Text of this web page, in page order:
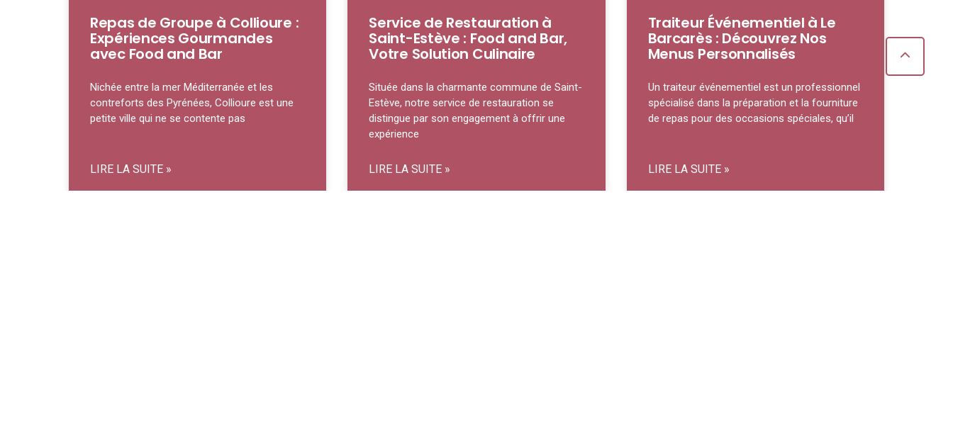
Repas de Groupe à Collioure :
Expériences Gourmandes
avec Food and Bar
Nichée entre la mer Méditerranée et les
contreforts des Pyrénées, Collioure est une
petite ville qui ne se contente pas
LIRE LA SUITE »
Service de Restauration à
Saint-Estève : Food and Bar,
Votre Solution Culinaire
Située dans la charmante commune de Saint-
Estève, notre service de restauration se
distingue par son engagement à offrir une
expérience
LIRE LA SUITE »
Traiteur Événementiel à Le
Barcarès : Découvrez Nos
Menus Personnalisés
Un traiteur événementiel est un professionnel
spécialisé dans la préparation et la fourniture
de repas pour des occasions spéciales, qu’il
LIRE LA SUITE »